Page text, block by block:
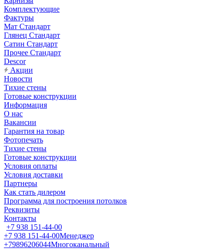
Комплектующие
Фактуры
Мат Стандарт
Глянец Стандарт
Сатин Стандарт
Прочее Стандарт
Descor
Акции
Новости
Тихие стены
Готовые конструкции
Информация
О нас
Вакансии
Гарантия на товар
Фотопечать
Тихие стены
Готовые конструкции
Условия оплаты
Условия доставки
Партнеры
Как стать дилером
Программа для построения потолков
Реквизиты
Контакты
+7 938 151-44-00
+7 938 151-44-00Менеджер
+79896206044Многоканальный